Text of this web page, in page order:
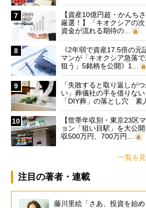
7
【資産10億円超・かんち
厳選！】「キオクシアの次
資金が流れる期待の…
8
《2年弱で資産17.5倍の元
マンが「キオクシア急落で
狙う」5銘柄を公開》1…
9
「失敗すると取り返しが
い」葬儀社の手を借りない
「DIY葬」の落とし穴 素
に…
10
【世帯年収別・東京23区
ョン「狙い目駅」を大公
収500万円、700万円…
一覧を
注目の著者・連載
藤川里絵「さあ、投資を始め